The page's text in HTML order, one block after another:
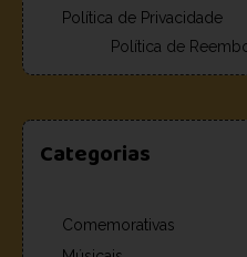
Política de Privacidade
Política de
Categorias
Comemorativas